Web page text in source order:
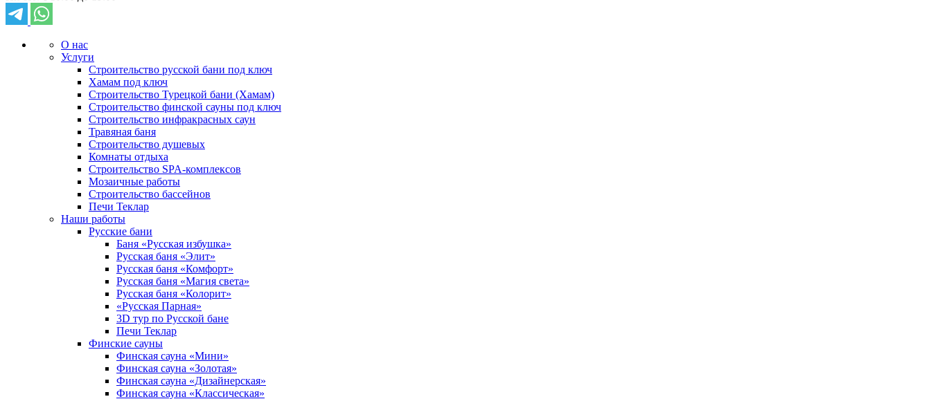
О нас
Услуги
Строительство русской бани под ключ
Хамам под ключ
Строительство Турецкой бани (Хамам)
Строительство финской сауны под ключ
Строительство инфракрасных саун
Травяная баня
Строительство душевых
Комнаты отдыха
Строительство SPA-комплексов
Мозаичные работы
Строительство бассейнов
Печи Теклар
Наши работы
Русские бани
Баня «Русская избушка»
Русская баня «Элит»
Русская баня «Комфорт»
Русская баня «Магия света»
Русская баня «Колорит»
«Русская Парная»
3D тур по Русской бане
Печи Теклар
Финские сауны
Финская сауна «Мини»
Финская сауна «Золотая»
Финская сауна «Дизайнерская»
Финская сауна «Классическая»